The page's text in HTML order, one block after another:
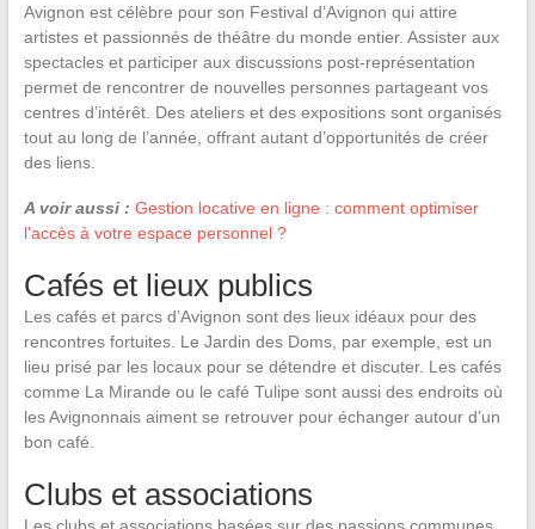
Avignon est célèbre pour son Festival d’Avignon qui attire
artistes et passionnés de théâtre du monde entier. Assister aux
spectacles et participer aux discussions post-représentation
permet de rencontrer de nouvelles personnes partageant vos
centres d’intérêt. Des ateliers et des expositions sont organisés
tout au long de l’année, offrant autant d’opportunités de créer
des liens.
A voir aussi : Gestion locative en ligne : comment optimiser
l'accès à votre espace personnel ?
Cafés et lieux publics
Les cafés et parcs d’Avignon sont des lieux idéaux pour des
rencontres fortuites. Le Jardin des Doms, par exemple, est un
lieu prisé par les locaux pour se détendre et discuter. Les cafés
comme La Mirande ou le café Tulipe sont aussi des endroits où
les Avignonnais aiment se retrouver pour échanger autour d’un
bon café.
Clubs et associations